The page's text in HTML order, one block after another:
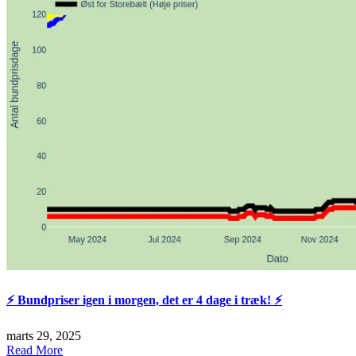
⚡️ Bundpriser igen i morgen, det er 4 dage i træk! ⚡️
marts 29, 2025
Read More